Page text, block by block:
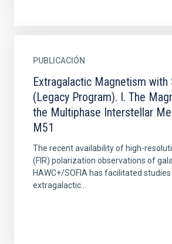
PUBLICACIÓN
Extragalactic Magnetism with
(Legacy Program). I. The
the Multiphase Interstellar
M51
The recent availability of high-
(FIR) polarization observations of
HAWC+/SOFIA has facilitated
extragalactic...